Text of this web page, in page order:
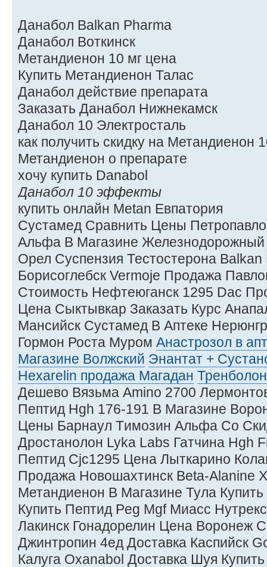
Данабол Balkan Pharma
Данабол Воткинск
Метандиенон 10 мг цена
Купить Метандиенон Талас
Данабол действие препарата
Заказать Данабол Нижнекамск
Данабол 10 Электросталь
как получить скидку на Метандиенон
Метандиенон о препарате
хочу купить Danabol
Данабол 10 эффекты
купить онлайн Metan Евпатория
Сустамед Сравнить Цены
Альфа В Магазине Железнодорожный
Орел Суспензия Тестостерона
Борисоглебск Vermoje Продажа
Стоимость Нефтеюганск 1295 Dac
Цена Сыктывкар Заказать Курс
Мансийск Сустамед В Аптеке
Гормон Роста Муром Анастрозол в
Магазине Волжский Энантат +
Hexarelin продажа Магадан
Дешево Вязьма Amino 2700
Пептид Hgh 176-191 В Магазине
Цены Барнаул Tимозин Альфа Со
Дростанолон Lyka Labs Гатчина Hgh
Пептид Cjc1295 Цена Лыткарино
Продажа Новошахтинск Beta-Alanine
Метандиенон В Магазине Тула
Купить Пептид Peg Mgf Миасс
Лакинск Гонадорелин Цена Воронеж
Джинтропин 4ед Доставка Каспийск
Калуга Oxanabol Доставка Шуя